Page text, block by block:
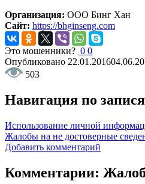
Организация: ООО Бинг Хан
Сайт: https://bhginseng.com
Это мошенники? 0 0
Опубликовано 22.01.2016
503
Навигация по
Использование личной
Жалобы на не достоверные
Добавить комментарий
Комментарии: